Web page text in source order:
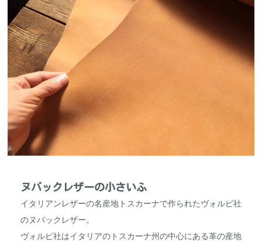
ヌバックレザーの小さいふ
イタリアンレザーの名産地トスカーナで作られたヴォルピ社
のヌバックレザー。
ヴォルピ社はイタリアのトスカーナ州の中心にある革の産地